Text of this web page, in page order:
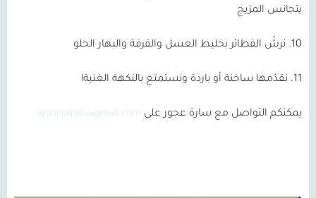
يتجانس المزيج
10. نرشّ الفطائر بخليط العسل والقرفة والبهار الحلو
11. نقدّمها ساخنة أو باردة ونستمتع بالنكهة الغنية!
يمكنكم التواصل مع سارة عجور على ajoursarah@gmail.com